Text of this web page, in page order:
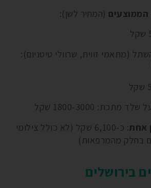
(המחיר לשן):
(מתאמי זווית, שרוולי טיטניום):
1800-3000 שקל
אחת
: כ-6,100 שקל (לא כולל צילומי
בירושלים